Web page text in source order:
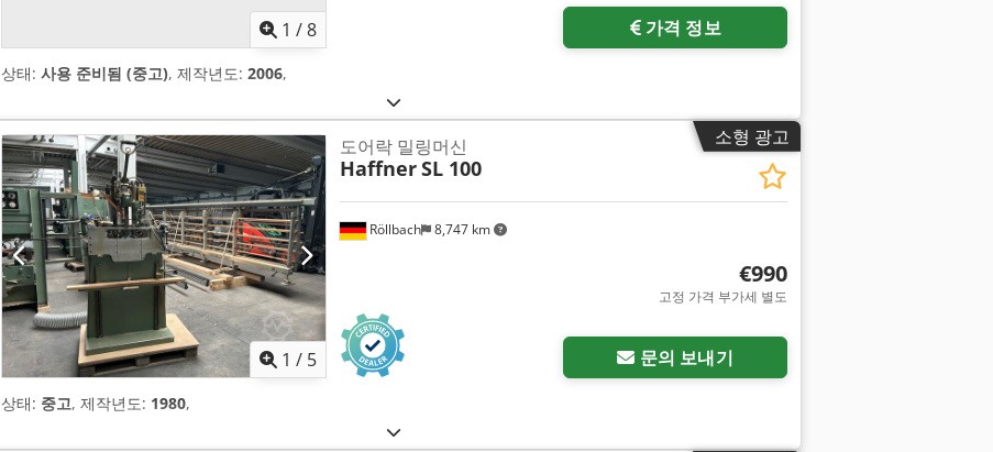
1 /8 가격 정보
상태: 사용 준비됨 (중고), 제작년도: 2006,
소형 광고
1 / 5
Röllbach 8,747 km
도어락 밀링머신
HaffnerSL 100
€990
고정 가격 부가세 별도
문의 보내기
상태: 중고, 제작년도: 1980,